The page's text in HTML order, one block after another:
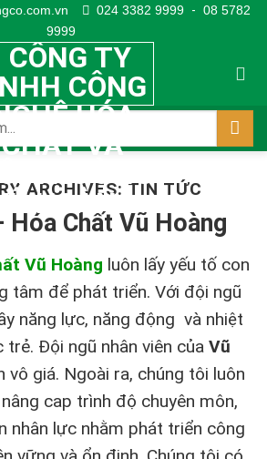
024 3382 9999 - 08 5782
9999
ARCHIVES: TIN TỨC
Hóa Chất Vũ Hoàng
Vũ Hoàng luôn lấy yếu tố con
tâm để phát triển. Với đội ngũ
năng lực, năng động và nhiệt
trẻ. Đội ngũ nhân viên của Vũ
vô giá. Ngoài ra, chúng tôi luôn
cap trình độ chuyên môn,
nhân lực nhằm phát triển công